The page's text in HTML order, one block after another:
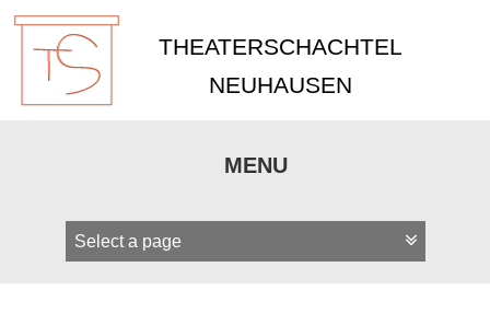
THEATERSCHACHTEL
NEUHAUSEN
MENU
Inhalt